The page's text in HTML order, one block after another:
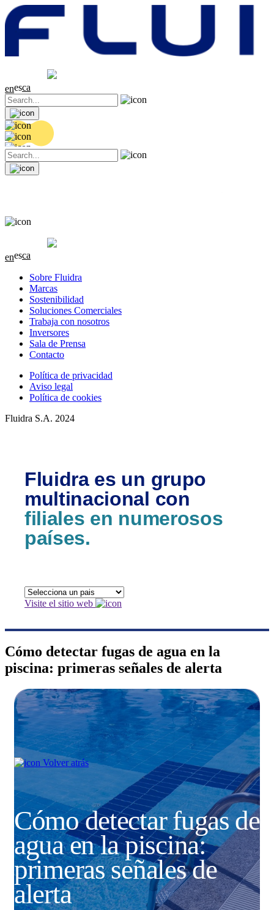
0.04 (+0.2%)
enesca
0.04 (+0.2%)
enesca
Sobre Fluidra
Marcas
Sostenibilidad
Soluciones Comerciales
Trabaja con nosotros
Inversores
Sala de Prensa
Contacto
Política de privacidad
Aviso legal
Política de cookies
Fluidra S.A. 2024
Fluidra es un grupo
multinacional con
filiales en numerosos
países.
Visite el sitio web
Cómo detectar fugas de agua en la
piscina: primeras señales de alerta
Volver atrás
Cómo detectar fugas de
agua en la piscina:
primeras señales de
alerta